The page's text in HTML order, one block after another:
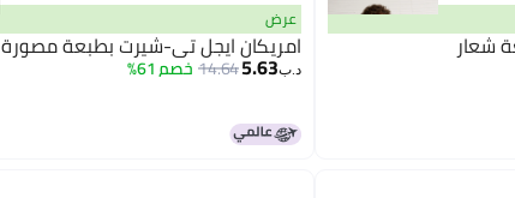
شعار
عرض
امريكان ايجل تي-شيرت بطبعة مصورة
د.ب‏5.63
14.64خصم 61%